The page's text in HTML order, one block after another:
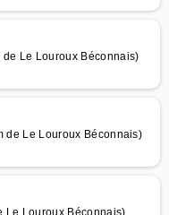
Le Louroux Béconnais)
de Le Louroux Béconnais)
Le Louroux Béconnais)